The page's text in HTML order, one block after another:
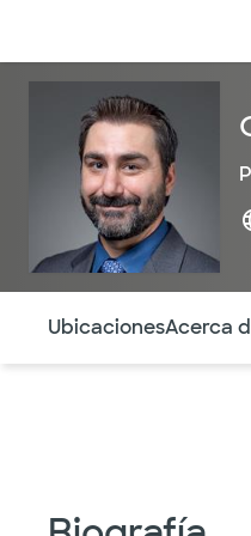
UbicacionesAcerca